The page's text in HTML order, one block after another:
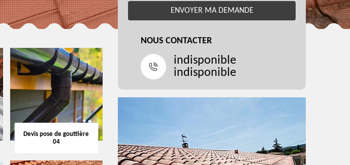
Devis pose de gouttière
04
NOUS CONTACTER
indisponible
indisponible